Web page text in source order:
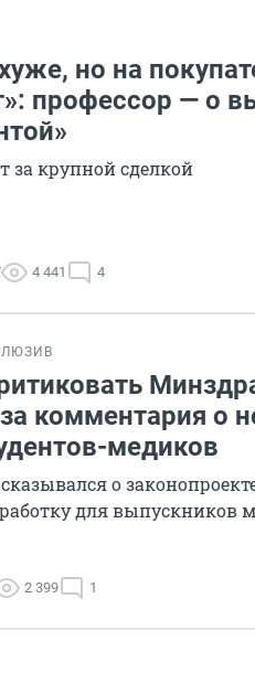
но на
профессор — о
за крупной сделкой
4 441 4
комментария о
медиков
о
для выпускников
2 399 1